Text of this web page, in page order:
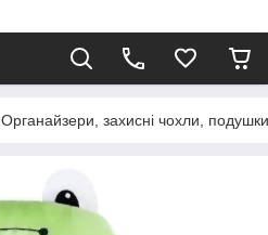
Органайзери, захисні чохли,